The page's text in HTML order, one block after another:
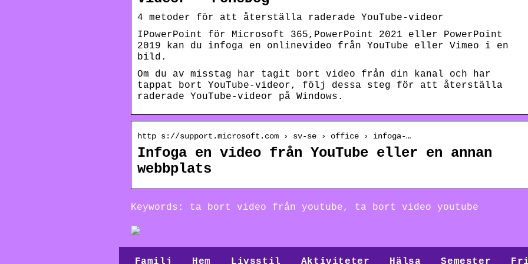
4 metoder för att återställa raderade YouTube-videor
IPowerPoint för Microsoft 365,PowerPoint 2021 eller PowerPoint
2019 kan du infoga en onlinevideo från YouTube eller Vimeo i en
bild.
Om du av misstag har tagit bort video från din kanal och har
tappat bort YouTube-videor, följ dessa steg för att återställa
raderade YouTube-videor på Windows.
http s://support.microsoft.com › sv-se › office › infoga-…
Infoga en video från YouTube eller en annan
webbplats
Keywords: ta bort video från youtube, ta bort video youtube
Familj Hem Livsstil Aktiviteter Hälsa Semester